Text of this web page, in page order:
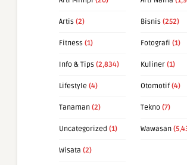
Artis (2) Bisnis (252)
Fitness (1) Fotografi (1)
Info & Tips (2,834) Kuliner (1)
Lifestyle (4) Otomotif (4)
Tanaman (2) Tekno (7)
Uncategorized (1) Wawasan
Wisata (2)